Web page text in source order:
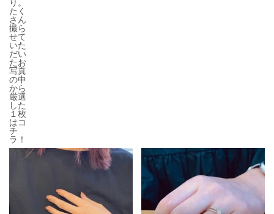
り。
たく
さん
撮ら
せて
いた
だい
たお
写真
の中
から
厳選
した
１枚
はコ
チ
ラ！